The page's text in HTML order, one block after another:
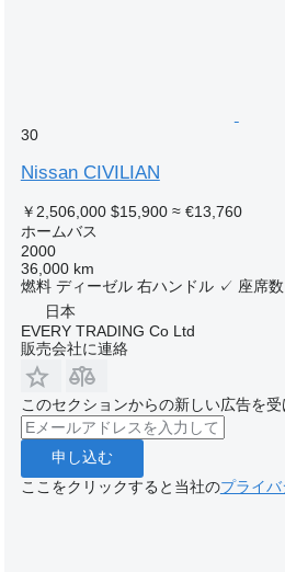
30
Nissan CIVILIAN
￥2,506,000 $15,900 ≈ €13,760
ホームバス
2000
36,000 km
燃料 ディーゼル 右ハンドル ✓ 座席数
日本
EVERY TRADING Co Ltd
販売会社に連絡
このセクションからの新しい広告を
申し込む
ここをクリックすると当社のプライ